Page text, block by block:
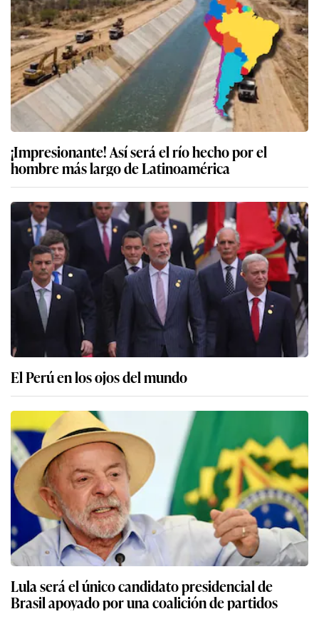
¡Impresionante! Así será el río hecho por el
hombre más largo de Latinoamérica
El Perú en los ojos del mundo
Lula será el único candidato presidencial de
Brasil apoyado por una coalición de partidos